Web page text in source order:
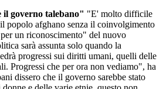
governo talebano" "E' molto difficile
popolo afghano senza il coinvolgimento
un riconoscimento" del nuovo
sarà assunta solo quando la
progressi sui diritti umani, quelli delle
Progressi che per ora non vediamo", ha
dissero che il governo sarebbe stato